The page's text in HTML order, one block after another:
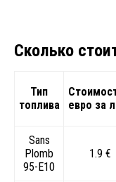
Сколько
Тип
топлива
евро за
Sans
Plomb
95-E10
1.9 €